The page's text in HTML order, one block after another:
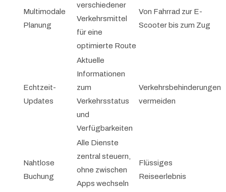
Multimodale
Planung
verschiedener
Verkehrsmittel
für eine
optimierte Route
Von Fahrrad zur E-
Scooter bis zum Zug
Echtzeit-
Updates
Aktuelle
Informationen
zum
Verkehrsstatus
und
Verfügbarkeiten
Verkehrsbehinderungen
vermeiden
Nahtlose
Buchung
Alle Dienste
zentral steuern,
ohne zwischen
Apps wechseln
Flüssiges
Reiseerlebnis